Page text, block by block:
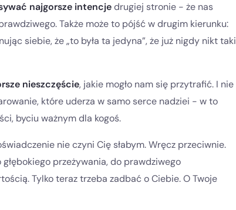
najgorsze intencjedrugiej stronie - że nas
Także może to pójść w drugim kierunku:
siebie, że „to była ta jedyna”, że już nigdy nikt taki
nieszczęście, jakie mogło nam się przytrafić. I nie
które uderza w samo serce nadziei - w to
byciu ważnym dla kogoś.
nie czyni Cię słabym. Wręcz przeciwnie.
przeżywania, do prawdziwego
Tylko teraz trzeba zadbać o Ciebie. O Twoje